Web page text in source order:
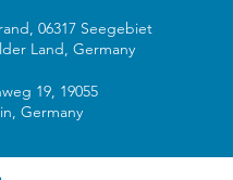
06317 Seegebiet
Land, Germany
19, 19055
Germany